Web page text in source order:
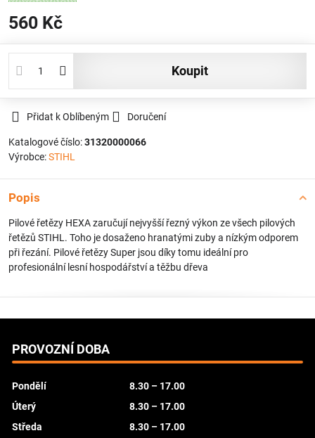
560 Kč
koupit
Přidat k Oblíbeným Doručení
Katalogové číslo:31320000066
Výrobce:STIHL
Popis
Pilové řetězy HEXA zaručují nejvyšší řezný výkon ze všech pilových
řetězů STIHL. Toho je dosaženo hranatými zuby a nízkým odporem
při řezání. Pilové řetězy Super jsou díky tomu ideální pro
profesionální lesní hospodářství a těžbu dřeva
PROVOZNÍ DOBA
Pondělí
8.30 – 17.00
Úterý
8.30 – 17.00
Středa
8.30 – 17.00